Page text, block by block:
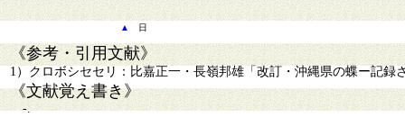
▲ 日
《参考・引用文献》
1）クロボシセセリ：比嘉正一・長嶺邦雄「改訂・沖縄県の蝶ー記録
《文献覚え書き》
-.